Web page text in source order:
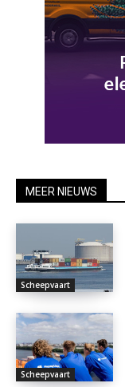
MEER NIEUWS
Scheepvaart
Scheepvaart